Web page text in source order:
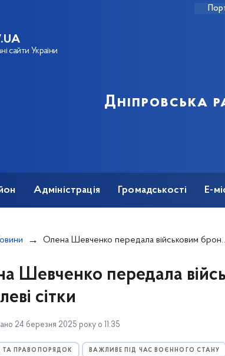
сайти України
Дніпровська
Адміністрація Громадськості Е-
Олена Шевченко передала військовим бронежилети та металеві сітки
Шевченко передала
сітки
24 березня 2025 року о 11:35
ТА ПРАВОПОРЯДОК ВАЖЛИВЕ ПІД ЧАС ВОЄННОГО СТАНУ